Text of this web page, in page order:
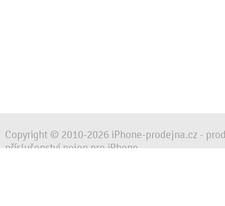
Copyright © 2010-2026 iPhone-prodejna.cz -
příslušenství nejen pro iPhone